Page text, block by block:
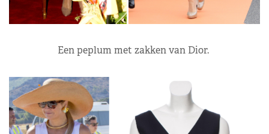
Een peplum met zakken van Dior.